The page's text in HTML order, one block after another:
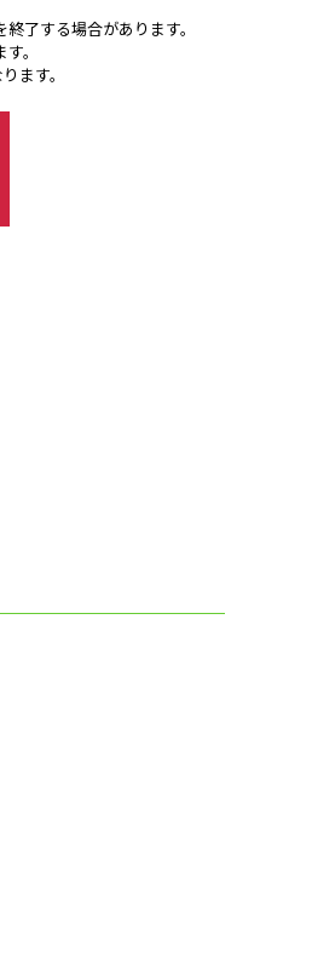
了する場合があります。
。
ます。